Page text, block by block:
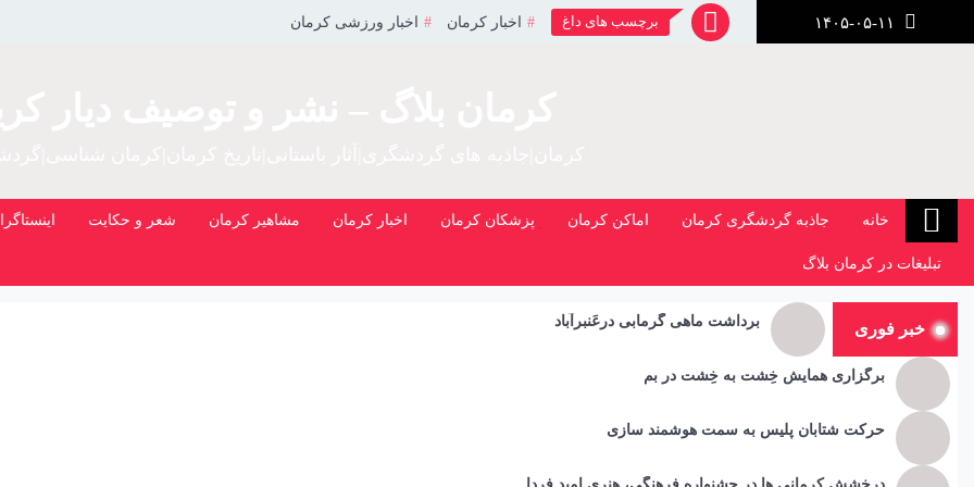
برچسب های داغ اخبار کرمان اخبار ورزشی کرمان
خانه جاذبه گردشگری کرمان اماکن کرمان پزشکان کرمان اخبار کرمان مشاهیر کرمان شعر و حکایت
تبلیغات در کرمان بلاگ
خبر فوری برداشت ماهی گرمابی درعَنبرآباد
برگزاری همایش خِشت به خِشت در بم
حرکت شتابان پلیس به سمت هوشمند سازی